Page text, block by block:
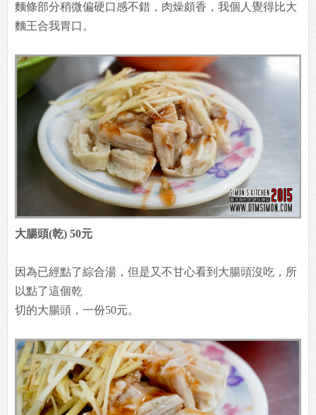
麵條部分稍微偏硬口感不錯，肉燥頗香，我個人覺得比大
麵王合我胃口。
大腸頭(乾) 50元
因為已經點了綜合湯，但是又不甘心看到大腸頭沒吃，所
以點了這個乾
切的大腸頭，一份50元。